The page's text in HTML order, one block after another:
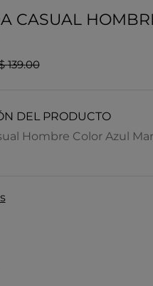
CASUAL
139.00
DEL PRODUCTO
Hombre Color Azul